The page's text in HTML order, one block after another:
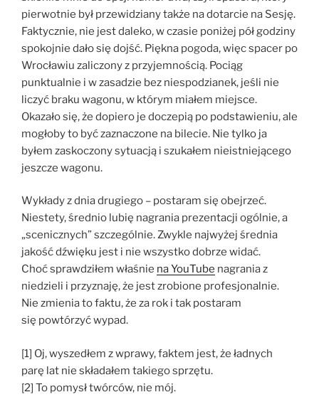
pierwotnie był przewidziany także na dotarcie na Sesję.
Faktycznie, nie jest daleko, w czasie poniżej pół godziny
spokojnie dało się dojść. Piękna pogoda, więc spacer po
Wrocławiu zaliczony z przyjemnością. Pociąg
punktualnie i w zasadzie bez niespodzianek, jeśli nie
liczyć braku wagonu, w którym miałem miejsce.
Okazało się, że dopiero je doczepią po podstawieniu, ale
mogłoby to być zaznaczone na bilecie. Nie tylko ja
byłem zaskoczony sytuacją i szukałem nieistniejącego
jeszcze wagonu.
Wykłady z dnia drugiego – postaram się obejrzeć.
Niestety, średnio lubię nagrania prezentacji ogólnie, a
„scenicznych” szczególnie. Zwykle najwyżej średnia
jakość dźwięku jest i nie wszystko dobrze widać.
Choć sprawdziłem właśnie na YouTube nagrania z
niedzieli i przyznaję, że jest zrobione profesjonalnie.
Nie zmienia to faktu, że za rok i tak postaram
się powtórzyć wypad.
[1] Oj, wyszedłem z wprawy, faktem jest, że ładnych
parę lat nie składałem takiego sprzętu.
[2] To pomysł twórców, nie mój.